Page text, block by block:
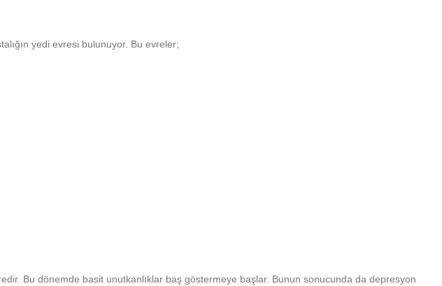
yedi evresi bulunuyor. Bu evreler;
Bu dönemde basit unutkanlıklar baş göstermeye başlar. Bunun sonucunda da depresyon